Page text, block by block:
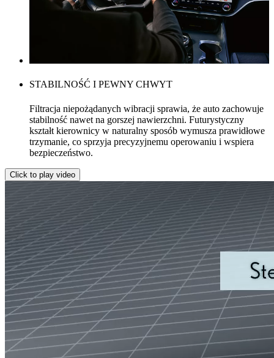
STABILNOŚĆ I PEWNY CHWYT
Filtracja niepożądanych wibracji sprawia, że auto zachowuje
stabilność nawet na gorszej nawierzchni. Futurystyczny
kształt kierownicy w naturalny sposób wymusza prawidłowe
trzymanie, co sprzyja precyzyjnemu operowaniu i wspiera
bezpieczeństwo.
Click to play video